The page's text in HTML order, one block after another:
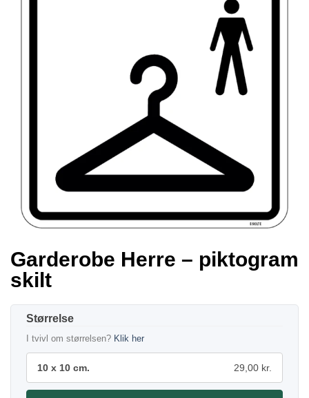
Garderobe Herre – piktogram
skilt
Størrelse
I tvivl om størrelsen? Klik her
10 x 10 cm. 29,00 kr.